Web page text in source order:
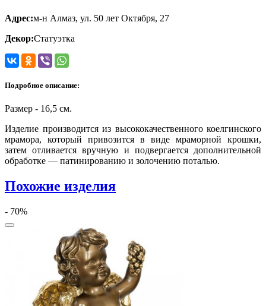
Адрес:м-н Алмаз, ул. 50 лет Октября, 27
Декор:Статуэтка
Подробное описание:
Размер - 16,5 см.
Изделие производится из высококачественного коелгинского
мрамора, который привозится в виде мраморной крошки,
затем отливается вручную и подвергается дополнительной
обработке — патинированию и золочению поталью.
Похожие изделия
- 70%